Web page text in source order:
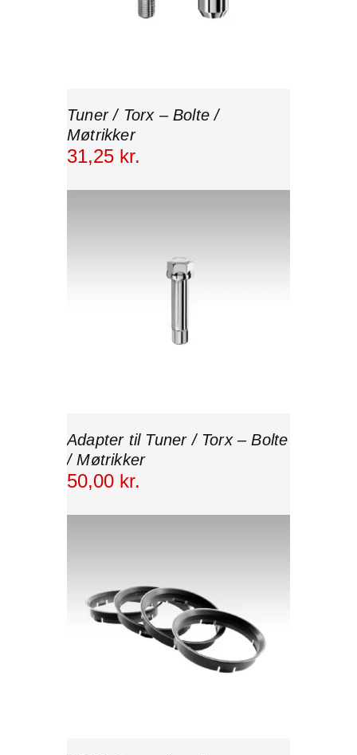
Tuner / Torx – Bolte /
Møtrikker
31,25 kr.
Adapter til Tuner / Torx – Bolte
/ Møtrikker
50,00 kr.